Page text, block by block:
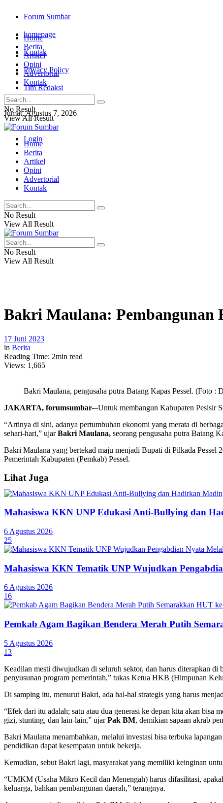
Forum Sumbar
homepage
Kontak
Privacy Policy
Tim Redaksi
Jumat, Agustus 7, 2026
Login
Home
Berita
Artikel
Opini
Advertorial
Kontak
No Result
View All Result
Home
Berita
Artikel
Opini
Advertorial
Kontak
No Result
View All Result
No Result
View All Result
Bakri Maulana: Pembangunan
17 Juni 2023
in Berita
Reading Time: 2min read
Views: 1,665
Bakri Maulana, pengusaha putra Batang Kapas Pessel. (Foto :
JAKARTA, forumsumbar-–Untuk membangun Kabupaten Pesisir
“Artinya di sini, adanya pertumbuhan ekonomi yang merata di
sehari-hari,” ujarBakri Maulana, seorang pengusaha putra Batang
Bakri Maulana yang bertekad maju menjadi Bupati di Pilkada Pessel
Pemerintah Kabupaten (Pemkab) Pessel.
Lihat Juga
Mahasiswa KKN UNP Edukasi Anti-Bullying dan
6 Agustus 2026
25
Mahasiswa KKN Tematik UNP Wujudkan
6 Agustus 2026
16
Pemkab Agam Bagikan Bendera Merah Putih
5 Agustus 2026
13
Keadilan mesti diwujudkan di seluruh sektor, dan harus diterapkan
penyusunan program pemerintah,” tukas Ketua HKB (Himpunan
Di samping itu, menurut Bakri, ada hal-hal strategis yang harus
“Efek dari itu adalah; satu atau dua generasi ke depan kita akan
gizi, stunting, dan lain-lain,” ujarPak BM, demikian sapaan akrab
Bakri Maulana menambahkan, melalui investasi bisa terbuka
pendidikan dapat kesempatan untuk bekerja.
Kemudian, sebut Bakri lagi, masyarakat yang memiliki keinginan
“UMKM (Usaha Mikro Kecil dan Menengah) harus difasilitasi,
keluarga, bahkan pembangunan daerah,” terangnya.